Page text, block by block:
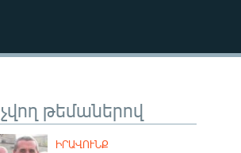
թեմաներով
ԻՐԱՎՈՒՆՔ